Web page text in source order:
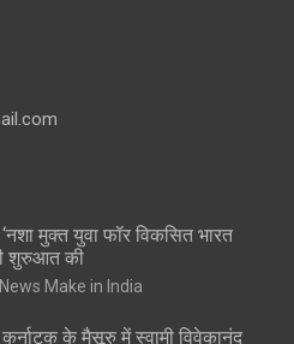
‘नशा मुक्त युवा फॉर विकसित भारत
शुरुआत की
News Make in India
कर्नाटक के मैसूरु में स्वामी विवेकानंद